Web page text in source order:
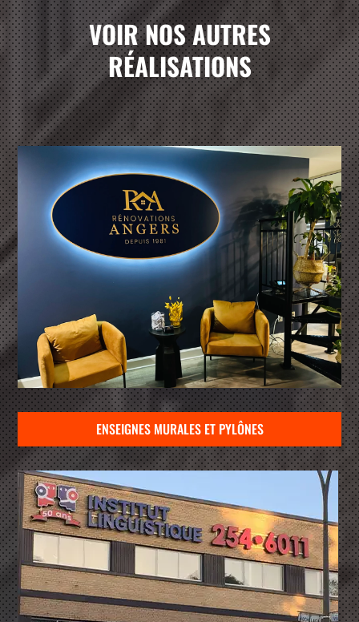
VOIR NOS AUTRES
RÉALISATIONS
ENSEIGNES MURALES ET PYLÔNES